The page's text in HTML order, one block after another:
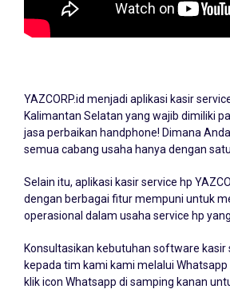
YAZCORP.id menjadi aplikasi kasir
Kalimantan Selatan yang wajib dimiliki
jasa perbaikan handphone! Dimana
semua cabang usaha hanya dengan
Selain itu, aplikasi kasir service hp
dengan berbagai fitur mempuni untuk
operasional dalam usaha service hp
Konsultasikan kebutuhan software kasir
kepada tim kami kami melalui Whatsapp
klik icon Whatsapp di samping kanan